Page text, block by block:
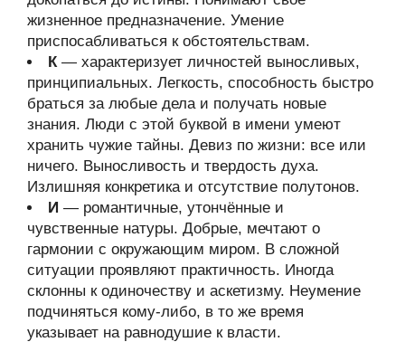
жизненное предназначение. Умение
приспосабливаться к обстоятельствам.
К— характеризует личностей выносливых,
принципиальных. Легкость, способность быстро
браться за любые дела и получать новые
знания. Люди с этой буквой в имени умеют
хранить чужие тайны. Девиз по жизни: все или
ничего. Выносливость и твердость духа.
Излишняя конкретика и отсутствие полутонов.
И — романтичные, утончённые и
чувственные натуры. Добрые, мечтают о
гармонии с окружающим миром. В сложной
ситуации проявляют практичность. Иногда
склонны к одиночеству и аскетизму. Неумение
подчиняться кому-либо, в то же время
указывает на равнодушие к власти.